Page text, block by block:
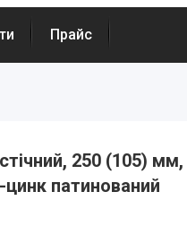
Прайс
250 (105)
патинований